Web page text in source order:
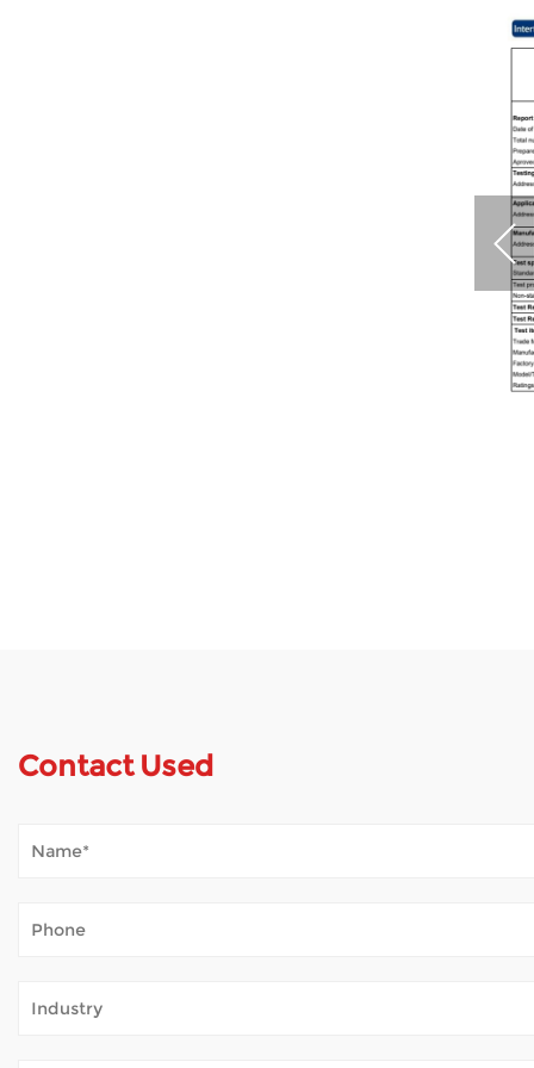
Contact Used
How Does Mobility Scooter Palpate Outdoor
sine labore assiduo. Cum scooter foris assidue adhibetur,